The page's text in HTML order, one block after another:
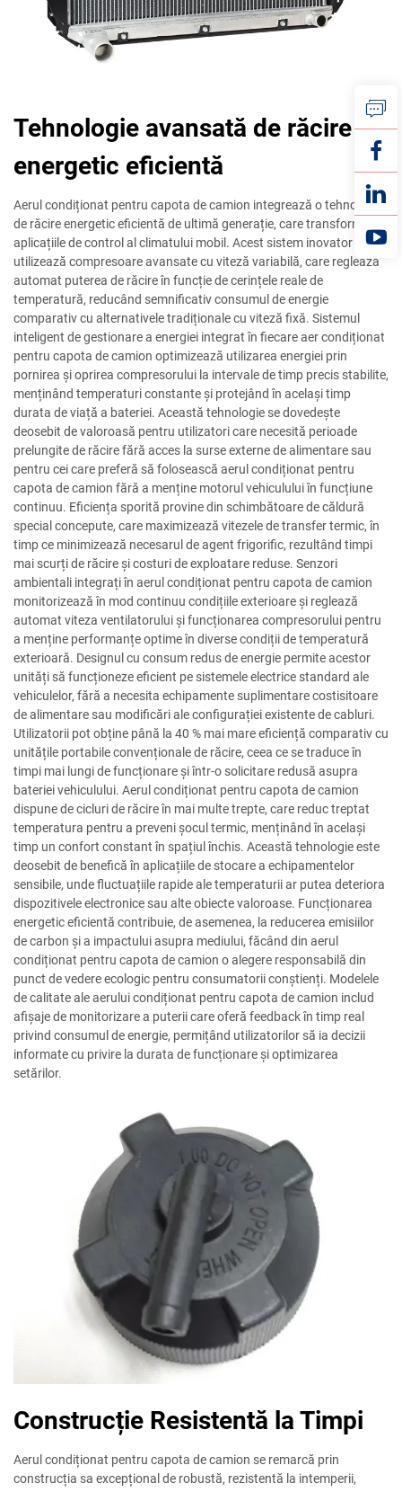
Tehnologie avansată de răcire
energetic eficientă
Aerul condiționat pentru capota de camion integrează o tehnologie
de răcire energetic eficientă de ultimă generație, care transformă
aplicațiile de control al climatului mobil. Acest sistem inovator
utilizează compresoare avansate cu viteză variabilă, care reglează
automat puterea de răcire în funcție de cerințele reale de
temperatură, reducând semnificativ consumul de energie
comparativ cu alternativele tradiționale cu viteză fixă. Sistemul
inteligent de gestionare a energiei integrat în fiecare aer condiționat
pentru capota de camion optimizează utilizarea energiei prin
pornirea și oprirea compresorului la intervale de timp precis stabilite,
menținând temperaturi constante și protejând în același timp
durata de viață a bateriei. Această tehnologie se dovedește
deosebit de valoroasă pentru utilizatori care necesită perioade
prelungite de răcire fără acces la surse externe de alimentare sau
pentru cei care preferă să folosească aerul condiționat pentru
capota de camion fără a menține motorul vehiculului în funcțiune
continuu. Eficiența sporită provine din schimbătoare de căldură
special concepute, care maximizează vitezele de transfer termic, în
timp ce minimizează necesarul de agent frigorific, rezultând timpi
mai scurți de răcire și costuri de exploatare reduse. Senzori
ambientali integrați în aerul condiționat pentru capota de camion
monitorizează în mod continuu condițiile exterioare și reglează
automat viteza ventilatorului și funcționarea compresorului pentru
a menține performanțe optime în diverse condiții de temperatură
exterioară. Designul cu consum redus de energie permite acestor
unități să funcționeze eficient pe sistemele electrice standard ale
vehiculelor, fără a necesita echipamente suplimentare costisitoare
de alimentare sau modificări ale configurației existente de cabluri.
Utilizatorii pot obține până la 40 % mai mare eficiență comparativ cu
unitățile portabile convenționale de răcire, ceea ce se traduce în
timpi mai lungi de funcționare și într-o solicitare redusă asupra
bateriei vehiculului. Aerul condiționat pentru capota de camion
dispune de cicluri de răcire în mai multe trepte, care reduc treptat
temperatura pentru a preveni șocul termic, menținând în același
timp un confort constant în spațiul închis. Această tehnologie este
deosebit de benefică în aplicațiile de stocare a echipamentelor
sensibile, unde fluctuațiile rapide ale temperaturii ar putea deteriora
dispozitivele electronice sau alte obiecte valoroase. Funcționarea
energetic eficientă contribuie, de asemenea, la reducerea emisiilor
de carbon și a impactului asupra mediului, făcând din aerul
condiționat pentru capota de camion o alegere responsabilă din
punct de vedere ecologic pentru consumatorii conștienți. Modelele
de calitate ale aerului condiționat pentru capota de camion includ
afișaje de monitorizare a puterii care oferă feedback în timp real
privind consumul de energie, permițând utilizatorilor să ia decizii
informate cu privire la durata de funcționare și optimizarea
setărilor.
Construcție Resistentă la Timpi
Aerul condiționat pentru capota de camion se remarcă prin
construcția sa excepțional de robustă, rezistentă la intemperii,